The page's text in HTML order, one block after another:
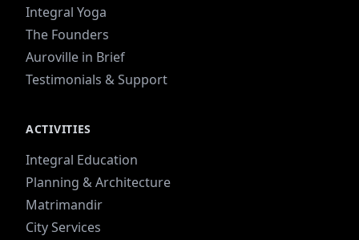
Integral Yoga
The Founders
Auroville in Brief
Testimonials & Support
ACTIVITIES
Integral Education
Planning & Architecture
Matrimandir
City Services